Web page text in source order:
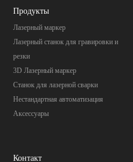
Продукты
Лазерный маркер
Лазерный станок для гравировки и
резки
3D Лазерный маркер
Станок для лазерной сварки
Нестандартная автоматизация
Аксессуары
Контакт